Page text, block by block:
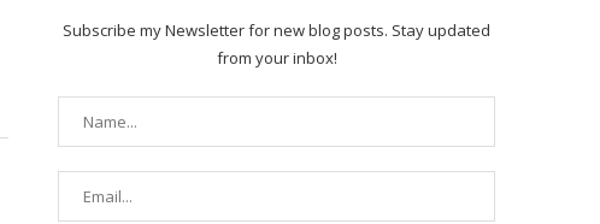
Subscribe my Newsletter for new blog posts. Stay updated
from your inbox!